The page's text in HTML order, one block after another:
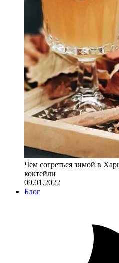
Чем согреться зимой в
коктейли
09.01.2022
Блог